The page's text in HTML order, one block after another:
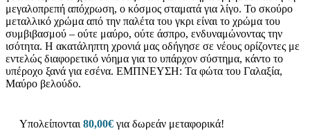
μεγαλοπρεπή απόχρωση, ο κόσμος σταματά για λίγο. Το σκούρο
μεταλλικό χρώμα από την παλέτα του γκρι είναι το χρώμα του
συμβιβασμού – ούτε μαύρο, ούτε άσπρο, ενδυναμώνοντας την
ισότητα. Η ακατάληπτη χρονιά μας οδήγησε σε νέους ορίζοντες με
εντελώς διαφορετικό νόημα για το υπάρχον σύστημα, κάντο το
υπέροχο ξανά για εσένα. ΕΜΠΝΕΥΣΗ: Τα φώτα του Γαλαξία,
Μαύρο βελούδο.
Υπολείπονται 80,00€ για δωρεάν μεταφορικά!